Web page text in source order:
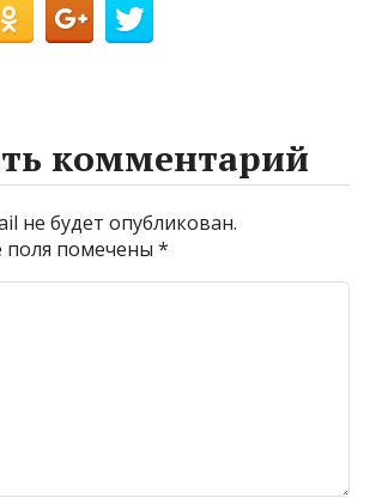
комментарий
не будет опубликован.
поля помечены*